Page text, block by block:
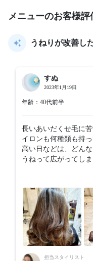
メニューのお客様評
うねりが改善し
すぬ
2023年1月19日
年齢：40代前半
長いあいだくせ毛に
イロンも何種類も持
高い日などは、どん
うねって広がってしま
けれど、こちらの施
縮毛矯正ほどまっす
が落ち着いたように
ありがとうございま
担当スタイリスト